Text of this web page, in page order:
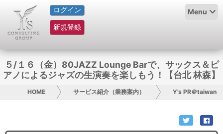
ログイン
新規登録
Menu
HOME
サービス紹介
グループ概要
お問い合わせ
５/１６（金）80JAZZ Lounge Barで、サックス＆ピ
アノによるジャズの生演奏を楽しもう！【台北 林森】
HOME サービス紹介（業務案内） Y’s PR＠taiwan